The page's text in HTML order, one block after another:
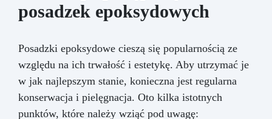
posadzek epoksydowych
Posadzki epoksydowe cieszą się popularnością ze
względu na ich trwałość i estetykę. Aby utrzymać je
w jak najlepszym stanie, konieczna jest regularna
konserwacja i pielęgnacja. Oto kilka istotnych
punktów, które należy wziąć pod uwagę: